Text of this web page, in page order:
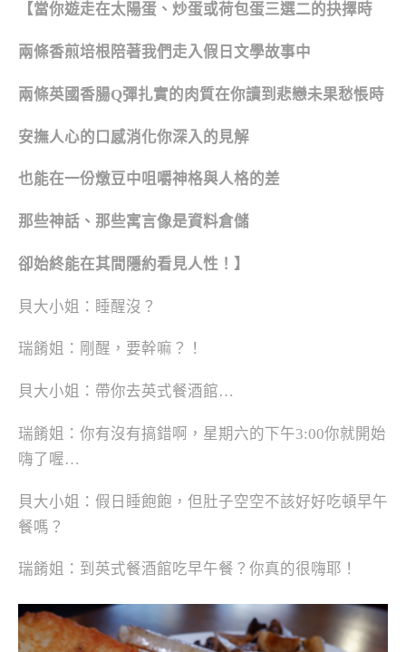
【當你遊走在太陽蛋、炒蛋或荷包蛋三選二的抉擇時
兩條香煎培根陪著我們走入假日文學故事中
兩條英國香腸Q彈扎實的肉質在你讀到悲戀未果愁悵時
安撫人心的口感消化你深入的見解
也能在一份燉豆中咀嚼神格與人格的差
那些神話、那些寓言像是資料倉儲
卻始終能在其間隱約看見人性！】
貝大小姐：睡醒沒？
瑞餚姐：剛醒，要幹嘛？！
貝大小姐：帶你去英式餐酒館…
瑞餚姐：你有沒有搞錯啊，星期六的下午3:00你就開始
嗨了喔…
貝大小姐：假日睡飽飽，但肚子空空不該好好吃頓早午
餐嗎？
瑞餚姐：到英式餐酒館吃早午餐？你真的很嗨耶！